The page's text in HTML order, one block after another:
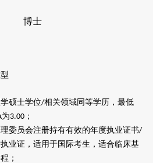
博士
硕士学位/相关领域同等学历，最低
为3.00 ；
委员会注册持有有效的年度执业证书/
业证，适用于国际考生，适合临床基
；